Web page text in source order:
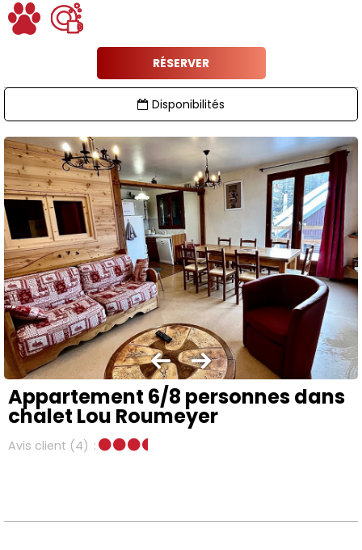
RÉSERVER
Disponibilités
Appartement 6/8 personnes dans
chalet Lou Roumeyer
Avis client (4)